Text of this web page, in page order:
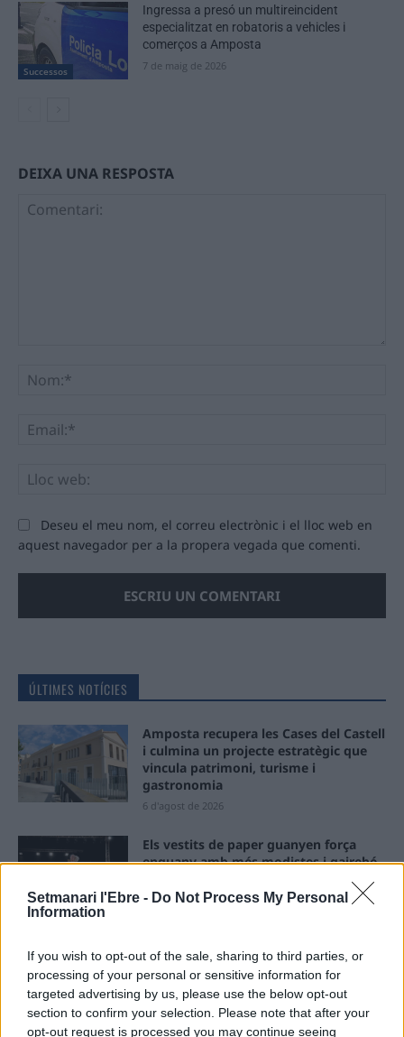
Setmanari l'Ebre - Do Not Process My Personal
Information
If you wish to opt-out of the sale, sharing to third parties, or
processing of your personal or sensitive information for
targeted advertising by us, please use the below opt-out
section to confirm your selection. Please note that after your
opt-out request is processed you may continue seeing
Successos
Ingressa a presó un multireincident
especialitzat en robatoris a vehicles i
comerços a Amposta
7 de maig de 2026
DEIXA UNA RESPOSTA
Deseu el meu nom, el correu electrònic i el lloc web en
aquest navegador per a la propera vegada que comenti.
ÚLTIMES NOTÍCIES
Amposta recupera les Cases del Castell
i culmina un projecte estratègic que
vincula patrimoni, turisme i
gastronomia
6 d'agost de 2026
Els vestits de paper guanyen força
enguany amb més modistes i gairebé
31 de juliol de 2026
“L’eclipsi serà una oportunitat també
per a gaudir de les Festes Majors
d’Amposta”
31 de juliol de 2026